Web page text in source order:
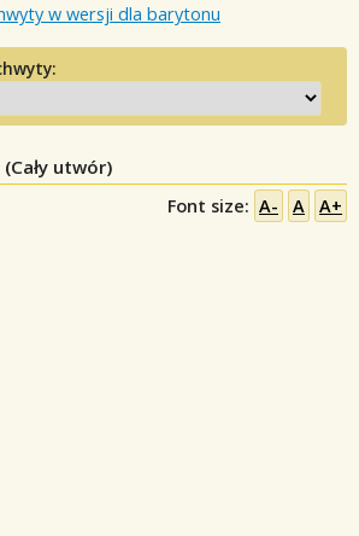
w wersji dla barytonu
utwór)
Font size: A- A A+